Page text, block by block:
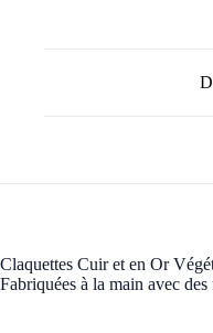
Claquettes Cuir et en Or
Fabriquées à la main avec